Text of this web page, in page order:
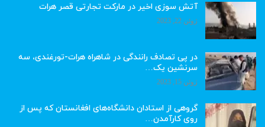
آتش سوزی اخیر در مارکت تجارتی قصر هرات
ژوئن 22, 2023
در پی تصادف رانندگی در شاهراه هرات-تورغندی، سه
سرنشین یک…
ژوئن 15, 2023
گروهی از استادان دانشگاه‌های افغانستان که پس از
روی کارآمدن…